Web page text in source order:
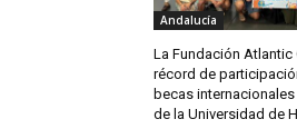
Andalucía
La Fundación Atlantic
récord de
becas
de la Universidad de